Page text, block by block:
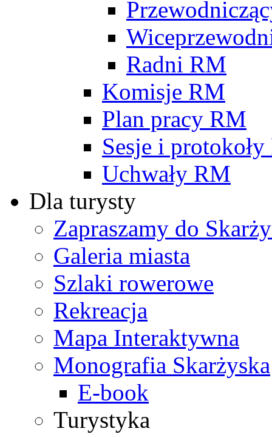
Radni RM
Komisje RM
Plan pracy RM
Sesje i
Uchwały RM
Dla turysty
Zapraszamy do
Galeria miasta
Szlaki rowerowe
Rekreacja
Mapa Interaktywna
Monografia Skarżyska
E-book
Turystyka